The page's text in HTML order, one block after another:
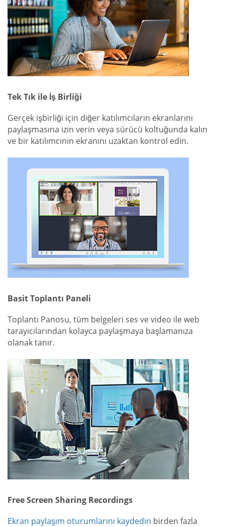
Tek Tık ile İş Birliği
Gerçek işbirliği için diğer katılımcıların ekranlarını
paylaşmasına izin verin veya sürücü koltuğunda kalın
ve bir katılımcının ekranını uzaktan kontrol edin.
Basit Toplantı Paneli
Toplantı Panosu, tüm belgeleri ses ve video ile web
tarayıcılarından kolayca paylaşmaya başlamanıza
olanak tanır.
Free Screen Sharing Recordings
Ekran paylaşım oturumlarını kaydedin birden fazla